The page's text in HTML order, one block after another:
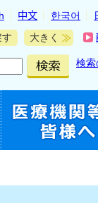
中文 한국어
大きく
検索